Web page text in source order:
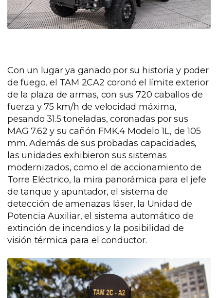
Con un lugar ya ganado por su historia y poder
de fuego, el TAM 2CA2 coronó el límite exterior
de la plaza de armas, con sus 720 caballos de
fuerza y 75 km/h de velocidad máxima,
pesando 31.5 toneladas, coronadas por sus
MAG 7.62 y su cañón FMK.4 Modelo 1L, de 105
mm. Además de sus probadas capacidades,
las unidades exhibieron sus sistemas
modernizados, como el de accionamiento de
Torre Eléctrico, la mira panorámica para el jefe
de tanque y apuntador, el sistema de
detección de amenazas láser, la Unidad de
Potencia Auxiliar, el sistema automático de
extinción de incendios y la posibilidad de
visión térmica para el conductor.